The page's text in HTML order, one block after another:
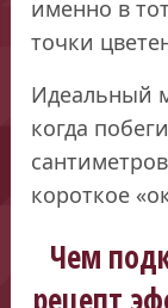
именно в
точки
Идеальный
когда
короткое
Чем
рецепт